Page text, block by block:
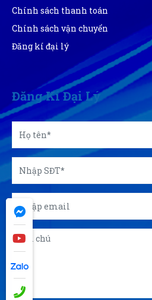
Chính sách thanh toán
Chính sách vận chuyển
Đăng kí đại lý
Đăng Kí Đại Lý